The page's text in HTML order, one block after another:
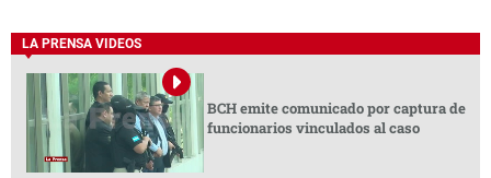
LA PRENSA VIDEOS
BCH emite comunicado por captura de
funcionarios vinculados al caso